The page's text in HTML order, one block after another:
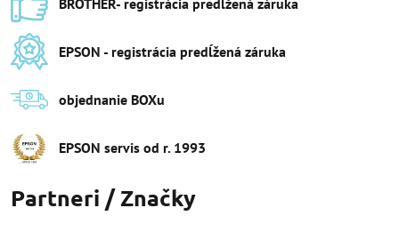
BROTHER- registrácia predĺžená záruka
EPSON - registrácia predĺžená záruka
objednanie BOXu
EPSON servis od r​. 1993
Partneri / Značky